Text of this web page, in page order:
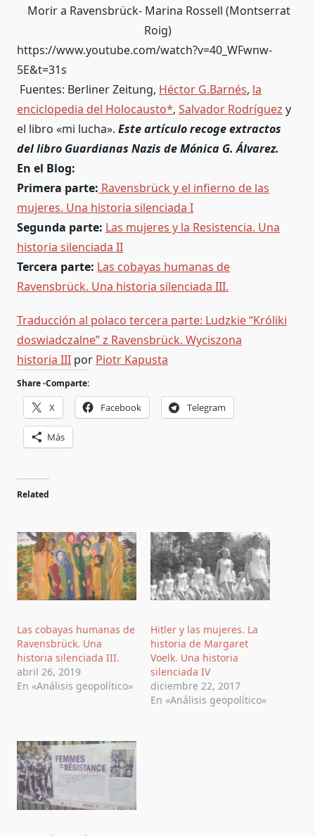
Morir a Ravensbrück- Marina Rossell (Montserrat
Roig)
https://www.youtube.com/watch?v=40_WFwnw-
5E&t=31s
Fuentes: Berliner Zeitung, Héctor G.Barnés, la
enciclopedia del Holocausto*, Salvador Rodríguez y
el libro «mi lucha». Este artículo recoge extractos
del libro Guardianas Nazis de Mónica G. Álvarez.
En el Blog:
Primera parte: Ravensbrück y el infierno de las
mujeres. Una historia silenciada I
Segunda parte: Las mujeres y la Resistencia. Una
historia silenciada II
Tercera parte: Las cobayas humanas de
Ravensbrück. Una historia silenciada III.
Traducción al polaco tercera parte: Ludzkie “Króliki
doswiadczalne” z Ravensbrück. Wyciszona
historia III por Piotr Kapusta
Share -Comparte:
X Facebook Telegram
Más
Related
Las cobayas humanas de
Ravensbrück. Una
historia silenciada III.
abril 26, 2019
En «Análisis geopolítico»
Hitler y las mujeres. La
historia de Margaret
Voelk. Una historia
silenciada IV
diciembre 22, 2017
En «Análisis geopolítico»